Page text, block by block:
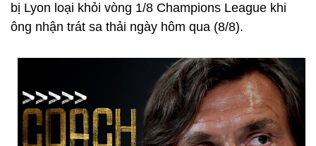
bị Lyon loại khỏi vòng 1/8 Champions League khi
ông nhận trát sa thải ngày hôm qua (8/8).